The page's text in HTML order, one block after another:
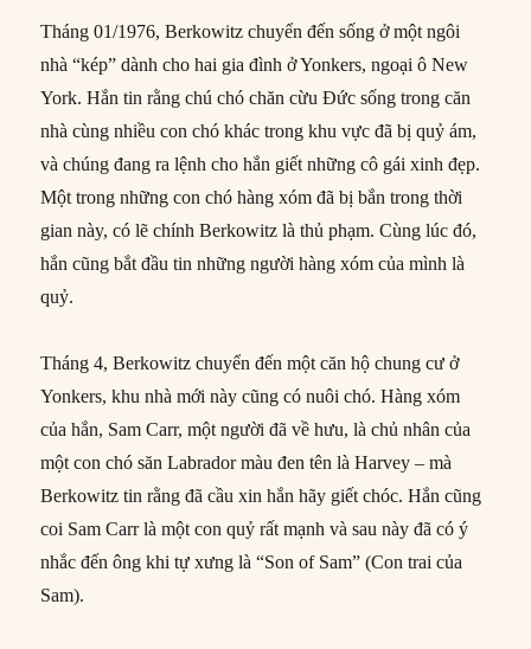
Tháng 01/1976, Berkowitz chuyển đến sống ở một ngôi
nhà “kép” dành cho hai gia đình ở Yonkers, ngoại ô New
York. Hắn tin rằng chú chó chăn cừu Đức sống trong căn
nhà cùng nhiều con chó khác trong khu vực đã bị quỷ ám,
và chúng đang ra lệnh cho hắn giết những cô gái xinh đẹp.
Một trong những con chó hàng xóm đã bị bắn trong thời
gian này, có lẽ chính Berkowitz là thủ phạm. Cùng lúc đó,
hắn cũng bắt đầu tin những người hàng xóm của mình là
quỷ.
Tháng 4, Berkowitz chuyển đến một căn hộ chung cư ở
Yonkers, khu nhà mới này cũng có nuôi chó. Hàng xóm
của hắn, Sam Carr, một người đã về hưu, là chủ nhân của
một con chó săn Labrador màu đen tên là Harvey – mà
Berkowitz tin rằng đã cầu xin hắn hãy giết chóc. Hắn cũng
coi Sam Carr là một con quỷ rất mạnh và sau này đã có ý
nhắc đến ông khi tự xưng là “Son of Sam” (Con trai của
Sam).